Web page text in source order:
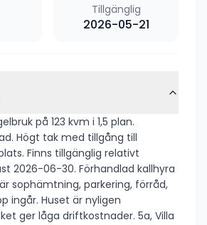
Tillgänglig
2026-05-21
på 123 kvm i 1,5 plan.
Högt tak med tillgång till
Finns tillgänglig relativt
2026-06-30. Förhandlad kallhyra
sophämtning, parkering, förråd,
ingår. Huset är nyligen
låga driftkostnader. 5a, Villa